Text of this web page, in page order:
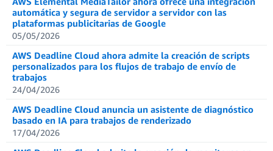
automática y segura de servidor a servidor con las
plataformas publicitarias de Google
05/05/2026
AWS Deadline Cloud ahora admite la creación de scripts
personalizados para los flujos de trabajo de envío de
trabajos
24/04/2026
AWS Deadline Cloud anuncia un asistente de diagnóstico
basado en IA para trabajos de renderizado
17/04/2026